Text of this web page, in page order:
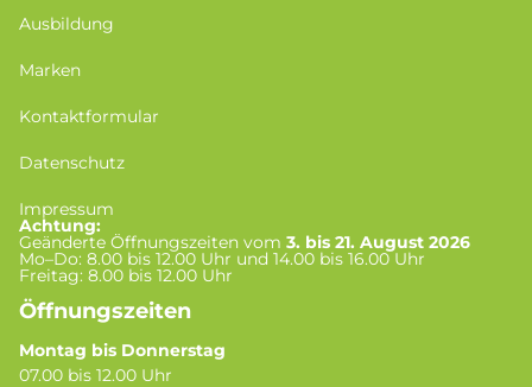
Ausbildung
Marken
Kontaktformular
Datenschutz
Impressum
Achtung:
Geänderte Öffnungszeiten vom 3. bis 21. August 2026
Mo–Do: 8.00 bis 12.00 Uhr und 14.00 bis 16.00 Uhr
Freitag: 8.00 bis 12.00 Uhr
Öffnungszeiten
Montag bis Donnerstag
07.00 bis 12.00 Uhr